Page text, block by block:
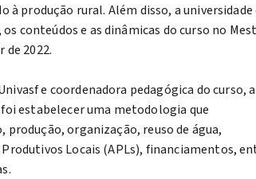
à produção rural. Além disso, a universidade
conteúdos e as dinâmicas do curso no
2022.
e coordenadora pedagógica do curso, a
estabelecer uma metodologia que
organização, reuso de água,
Locais (APLs), financiamentos,